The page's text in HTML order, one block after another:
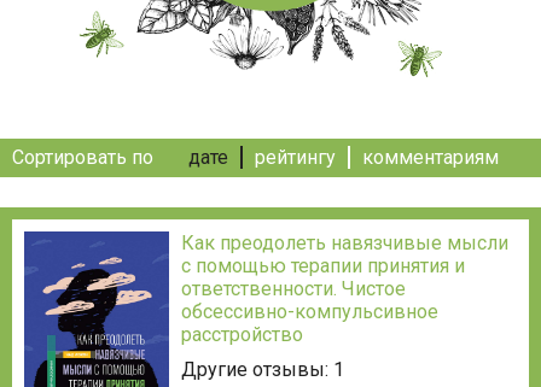
Сортировать по дате рейтингу комментариям
Как преодолеть навязчивые мысли
с помощью терапии принятия и
ответственности. Чистое
обсессивно-компульсивное
расстройство
Другие отзывы: 1